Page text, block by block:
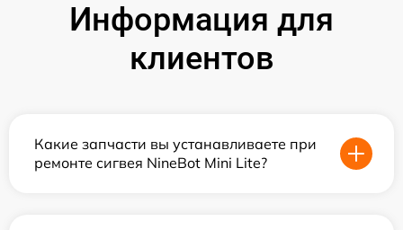
Информация для
клиентов
Какие запчасти вы устанавливаете при
ремонте сигвея NineBot Mini Lite?